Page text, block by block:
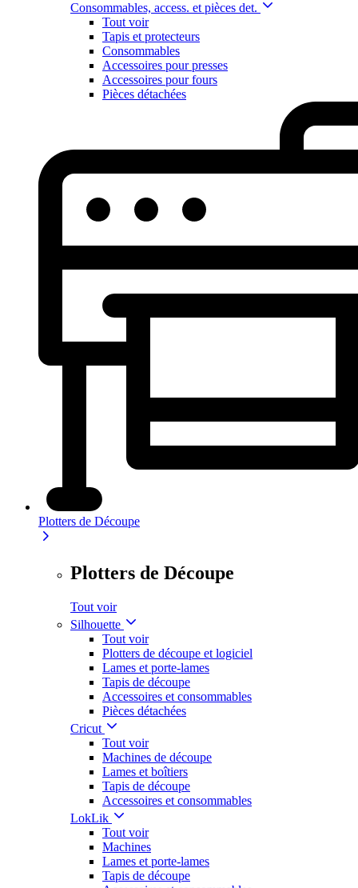
Consommables, access. et pièces det.
Tout voir
Tapis et protecteurs
Consommables
Accessoires pour presses
Accessoires pour fours
Pièces détachées
Plotters de Découpe
Plotters de Découpe
Tout voir
Silhouette
Tout voir
Plotters de découpe et logiciel
Lames et porte-lames
Tapis de découpe
Accessoires et consommables
Pièces détachées
Cricut
Tout voir
Machines de découpe
Lames et boîtiers
Tapis de découpe
Accessoires et consommables
LokLik
Tout voir
Machines
Lames et porte-lames
Tapis de découpe